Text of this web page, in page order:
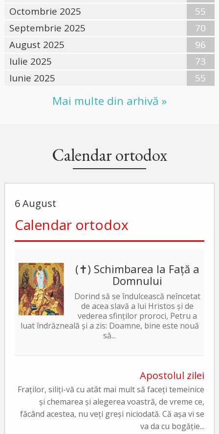
Octombrie 2025
55
Septembrie 2025
70
August 2025
96
Iulie 2025
73
Iunie 2025
55
Mai multe din arhivă »
Calendar ortodox
6 August
Calendar ortodox
(✝) Schimbarea la Față a
Domnului
Dorind să se îndulcească neîncetat
de acea slavă a lui Hristos și de
vederea sfinților proroci, Petru a
luat îndrăzneală și a zis: Doamne, bine este nouă
să...
Apostolul zilei
Fraților, siliți-vă cu atât mai mult să faceți temeinice
și chemarea și alegerea voastră, de vreme ce,
făcând acestea, nu veți greși niciodată. Că așa vi se
va da cu bogăție...